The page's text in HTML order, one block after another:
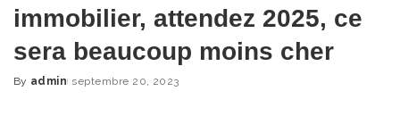
immobilier, attendez 2025, ce
sera beaucoup moins cher
Posted
By admin septembre 20, 2023